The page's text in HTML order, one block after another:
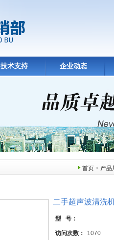
技术支持 企业动态
首页 > 产品
二手超声波清洗
型 号：
访问次数： 1070